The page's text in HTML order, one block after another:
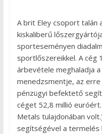
A brit Eley csoport talán
kiskaliberű
sporteseményen
sportlőszereikkel. A cég
árbevétele meghaladja
menedzsmentje, az
pénzügyi befektető
céget 52,8 millió
Metals tulajdonában
segítségével a